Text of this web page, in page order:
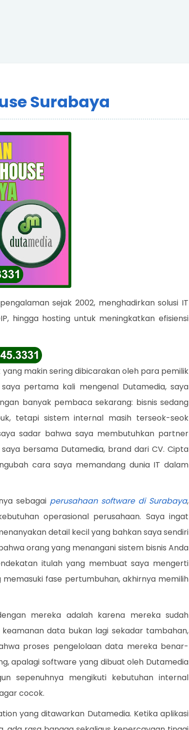
Surabaya
sejak 2002, menghadirkan solusi IT
hingga hosting untuk meningkatkan efisiensi
makin sering dibicarakan oleh para pemilik
pertama kali mengenal Dutamedia, saya
banyak pembaca sekarang: bisnis sedang
tetapi sistem internal masih terseok-seok
sadar bahwa saya membutuhkan partner
bersama Dutamedia, brand dari CV. Cipta
cara saya memandang dunia IT dalam
sebagai perusahaan software di Surabaya,
operasional perusahaan. Saya ingat
detail kecil yang bahkan saya sendiri
orang yang menangani sistem bisnis Anda
itulah yang membuat saya mengerti
fase pertumbuhan, akhirnya memilih
mereka adalah karena mereka sudah
keamanan data bukan lagi sekadar tambahan,
proses pengelolaan data mereka benar-
apalagi software yang dibuat oleh Dutamedia
sepenuhnya mengikuti kebutuhan internal
cocok.
yang ditawarkan Dutamedia. Ketika aplikasi